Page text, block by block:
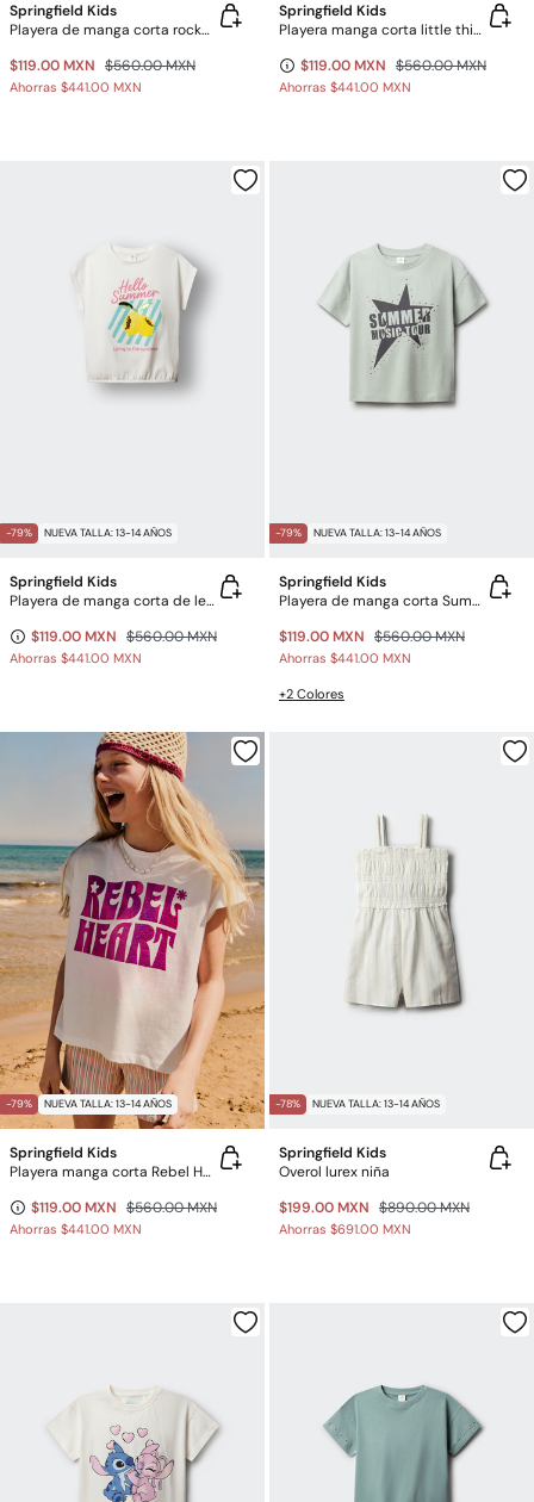
Springfield Kids
Playera de manga corta rocker para niña
$119.00 MXN $560.00 MXN
Ahorras $441.00 MXN
Springfield Kids
Playera manga corta little thing para niña
$119.00 MXN $560.00 MXN
Ahorras $441.00 MXN
-79% NUEVA TALLA: 13-14 AÑOS
Springfield Kids
Playera de manga corta de lentejuelas limón para niña
$119.00 MXN $560.00 MXN
Ahorras $441.00 MXN
-79% NUEVA TALLA: 13-14 AÑOS
Springfield Kids
Playera de manga corta Summer Tour para niña
$119.00 MXN $560.00 MXN
Ahorras $441.00 MXN
+2 Colores
-79% NUEVA TALLA: 13-14 AÑOS
Springfield Kids
Playera manga corta Rebel Heart niña
$119.00 MXN $560.00 MXN
Ahorras $441.00 MXN
-78% NUEVA TALLA: 13-14 AÑOS
Springfield Kids
Overol lurex niña
$199.00 MXN $890.00 MXN
Ahorras $691.00 MXN